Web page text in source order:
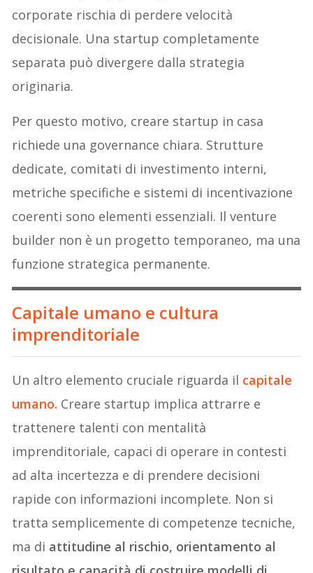
corporate rischia di perdere velocità
decisionale. Una startup completamente
separata può divergere dalla strategia
originaria.
Per questo motivo, creare startup in casa
richiede una governance chiara. Strutture
dedicate, comitati di investimento interni,
metriche specifiche e sistemi di incentivazione
coerenti sono elementi essenziali. Il venture
builder non è un progetto temporaneo, ma una
funzione strategica permanente.
Capitale umano e cultura
imprenditoriale
Un altro elemento cruciale riguarda il capitale
umano. Creare startup implica attrarre e
trattenere talenti con mentalità
imprenditoriale, capaci di operare in contesti
ad alta incertezza e di prendere decisioni
rapide con informazioni incomplete. Non si
tratta semplicemente di competenze tecniche,
ma di attitudine al rischio, orientamento al